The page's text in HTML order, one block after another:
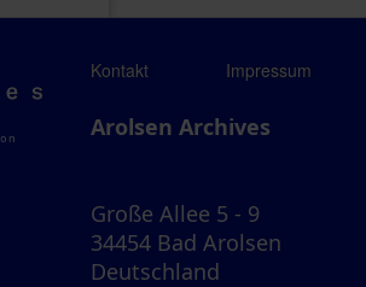
Kontakt Impressum
Arolsen Archives
Große Allee 5 - 9
34454 Bad Arolsen
Deutschland